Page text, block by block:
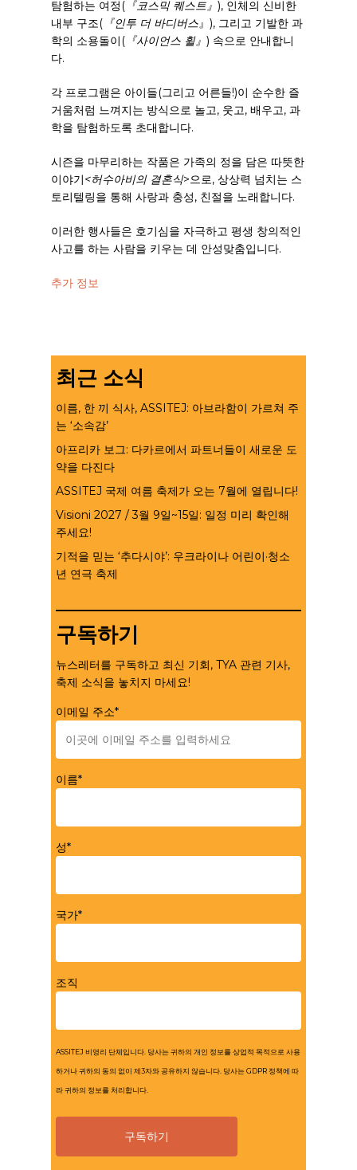
탐험하는 여정( 『코스믹 퀘스트』 ), 인체의 신비한
내부 구조( 『인투 더 바디버스』), 그리고 기발한 과
학의 소용돌이( 『사이언스 휠』 ) 속으로 안내합니
다.
각 프로그램은 아이들(그리고 어른들!)이 순수한 즐
거움처럼 느껴지는 방식으로 놀고, 웃고, 배우고, 과
학을 탐험하도록 초대합니다.
시즌을 마무리하는 작품은 가족의 정을 담은 따뜻한
이야기<허수아비의 결혼식>으로, 상상력 넘치는 스
토리텔링을 통해 사랑과 충성, 친절을 노래합니다.
이러한 행사들은 호기심을 자극하고 평생 창의적인
사고를 하는 사람을 키우는 데 안성맞춤입니다.
추가 정보
최근 소식
이름, 한 끼 식사, ASSITEJ: 아브라함이 가르쳐 주
는 ‘소속감’
아프리카 보그: 다카르에서 파트너들이 새로운 도
약을 다진다
ASSITEJ 국제 여름 축제가 오는 7월에 열립니다!
Visioni 2027 / 3월 9일~15일: 일정 미리 확인해
주세요!
기적을 믿는 ‘추다시야’: 우크라이나 어린이·청소
년 연극 축제
구독하기
뉴스레터를 구독하고 최신 기회, TYA 관련 기사,
축제 소식을 놓치지 마세요!
이메일 주소*
이름*
성*
국가*
조직
ASSITEJ 비영리 단체입니다. 당사는 귀하의 개인 정보를 상업적 목적으로 사용
하거나 귀하의 동의 없이 제3자와 공유하지 않습니다. 당사는 GDPR 정책에 따
라 귀하의 정보를 처리합니다.